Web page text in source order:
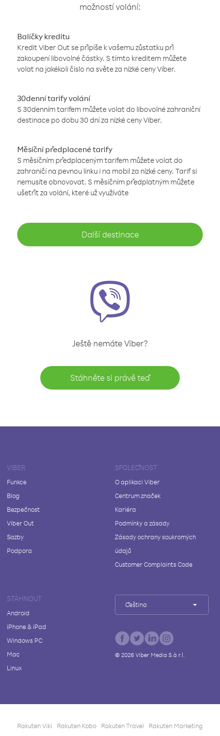
možností volání:
Balíčky kreditu
Kredit Viber Out se připíše k vašemu zůstatku při
zakoupení libovolné částky. S tímto kreditem můžete
volat na jakékoli číslo na světe za nízké ceny Viber.
30denní tarify volání
S 30denním tarifem můžete volat do libovolné zahraniční
destinace po dobu 30 dní za nízké ceny Viber.
Měsíční předplacené tarify
S měsíčním předplaceným tarifem můžete volat do
zahraničí na pevnou linku i na mobil za nízké ceny. Tarif si
nemusíte obnovovat. S měsíčním předplatným můžete
ušetřit za volání, které už využíváte
Další destinace
Ještě nemáte Viber?
Stáhněte si právě teď
VIBER
Funkce
Blog
Bezpečnost
Viber Out
Sazby
Podpora
SPOLEČNOST
O aplikaci Viber
Centrum značek
Kariéra
Podmínky a zásady
Zásady ochrany soukromých
údajů
Customer Complaints Code
STÁHNOUT
Android
iPhone & iPad
Windows PC
Mac
Linux
Čeština
© 2026Viber Media S.à r.l.
Rakuten Viki Rakuten Kobo Rakuten Travel Rakuten Marketing